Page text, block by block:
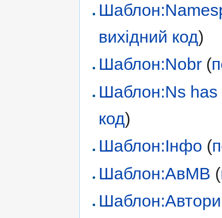
вихідний код)
Шаблон:Nobr (
Шаблон:Ns has
код)
Шаблон:Інфо (
Шаблон:АвМВ (
Шаблон:Автори